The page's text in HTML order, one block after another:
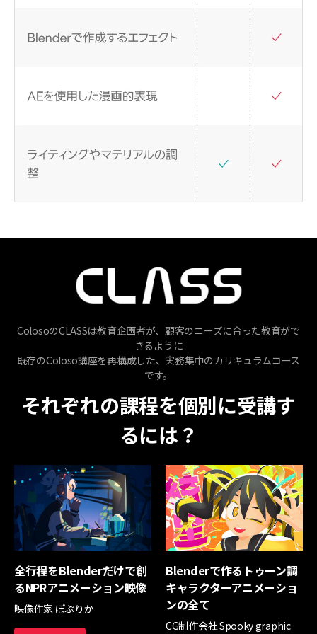
ColosoのCLASSは教育企画者が、顧客のニーズに合った教育がで
きるように
既存のColoso講座を再構成した、実務集中のカリキュラムコース
です。
それぞれの課程を個別に受講す
るには？
全行程をBlenderだけで創
るNPRアニメーション映像
映像作家 ぽぷりか
Blenderで作るトゥーン調
キャラクターアニメーショ
ンの全て
CG制作会社 Spooky graphic